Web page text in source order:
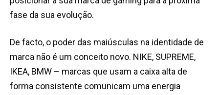
fase da sua evolução.
De facto, o poder das maiúsculas na identidade de
marca não é um conceito novo. NIKE, SUPREME,
IKEA, BMW – marcas que usam a caixa alta de
forma consistente comunicam uma energia